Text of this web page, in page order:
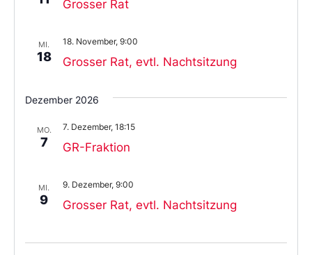
Grosser Rat
MI.
18 Grosser Rat, evtl. Nachtsitzung
18. November, 9:00
Dezember 2026
MO.
7 GR-Fraktion
7. Dezember, 18:15
MI.
9 Grosser Rat, evtl. Nachtsitzung
9. Dezember, 9:00